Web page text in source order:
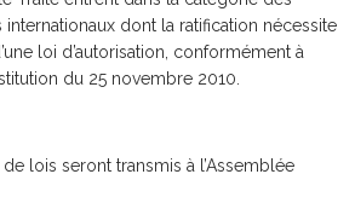
dont la ratification nécessite
loi d’autorisation, conformément à
du 25 novembre 2010.
lois seront transmis à l’Assemblée